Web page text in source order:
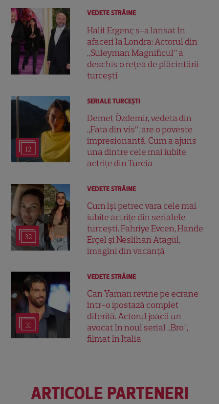
VEDETE STRĂINE
Halit Ergenç s-a lansat în
afaceri la Londra: Actorul din
„Suleyman Magnificul” a
deschis o rețea de plăcintării
turcești
12
SERIALE TURCEŞTI
Demet Özdemir, vedeta din
„Fata din vis”, are o poveste
impresionantă. Cum a ajuns
una dintre cele mai iubite
actrițe din Turcia
32
VEDETE STRĂINE
Cum își petrec vara cele mai
iubite actrițe din serialele
turcești. Fahriye Evcen, Hande
Erçel și Neslihan Atagül,
imagini din vacanță
31
VEDETE STRĂINE
Can Yaman revine pe ecrane
într-o ipostază complet
diferită. Actorul joacă un
avocat în noul serial „Bro”,
filmat în Italia
ARTICOLE PARTENERI